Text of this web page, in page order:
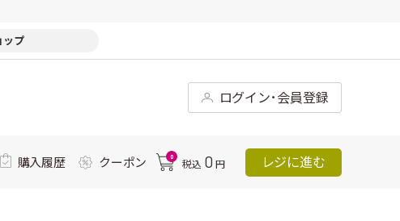
ップ
ログイン･会員登録
購入履歴 クーポン 0
税込 0 円 レジに進む